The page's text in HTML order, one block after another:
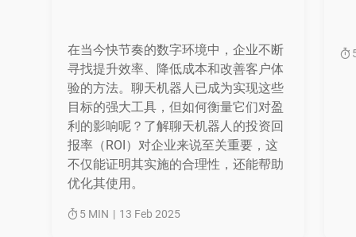
在当今快节奏的数字环境中，企业不断
寻找提升效率、降低成本和改善客户体
验的方法。聊天机器人已成为实现这些
目标的强大工具，但如何衡量它们对盈
利的影响呢？了解聊天机器人的投资回
报率（ROI）对企业来说至关重要，这
不仅能证明其实施的合理性，还能帮助
优化其使用。
5 MIN | 13 Feb 2025